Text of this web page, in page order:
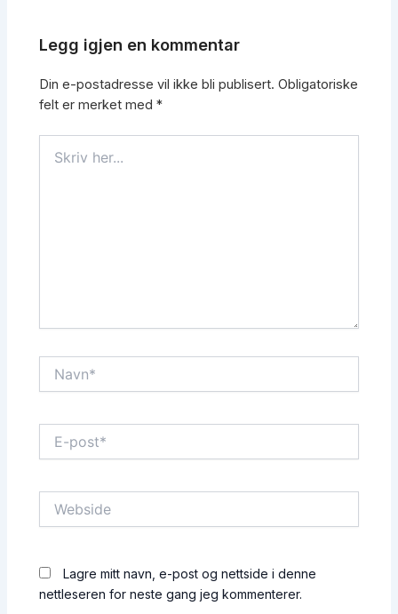
Legg igjen en kommentar
Din e-postadresse vil ikke bli publisert. Obligatoriske
felt er merket med*
her...
post*
Lagre mitt navn, e-post og nettside i denne
nettleseren for neste gang jeg kommenterer.